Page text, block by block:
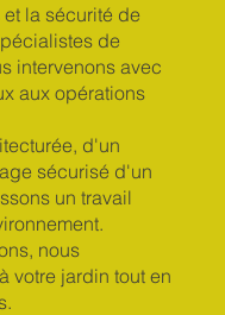
la sécurité de
de
intervenons avec
aux opérations
d'un
sécurisé d'un
un travail
nous
votre jardin tout en